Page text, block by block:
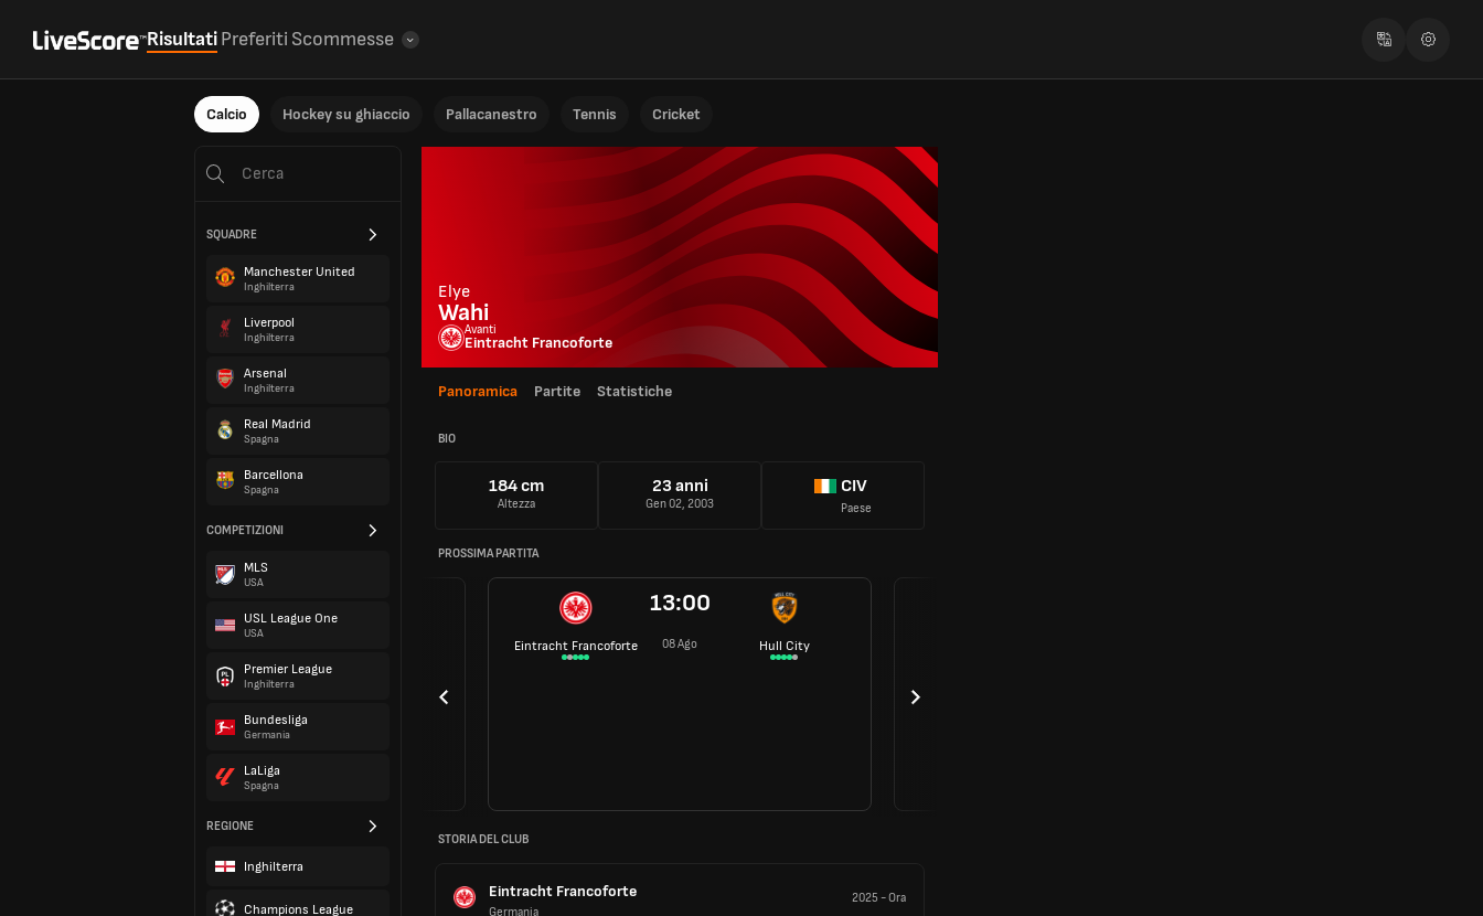
RisultatiPreferiti Scommesse
Calcio Hockey su ghiaccio Pallacanestro Tennis Cricket
SQUADRE
Manchester United
Inghilterra
Liverpool
Inghilterra
Arsenal
Inghilterra
Real Madrid
Spagna
Barcellona
Spagna
COMPETIZIONI
MLS
USA
USL League One
USA
Premier League
Inghilterra
Bundesliga
Germania
LaLiga
Spagna
REGIONE
Inghilterra
Champions League
Elye
Wahi
Avanti
Eintracht Francoforte
Panoramica Partite Statistiche
BIO
184 cm
Altezza
23 anni
Gen 02, 2003
CIV
Paese
PROSSIMA PARTITA
Eintracht Francoforte
13:00
08 Ago Hull City
STORIA DEL CLUB
Eintracht Francoforte
Germania
2025 -Ora